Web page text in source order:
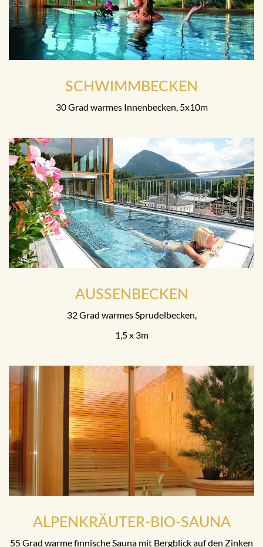
SCHWIMMBECKEN
30 Grad warmes Innenbecken, 5x10m
AUSSENBECKEN
32 Grad warmes Sprudelbecken,
1,5 x 3m
ALPENKRÄUTER-BIO-SAUNA
55 Grad warme finnische Sauna mit Bergblick auf den Zinken